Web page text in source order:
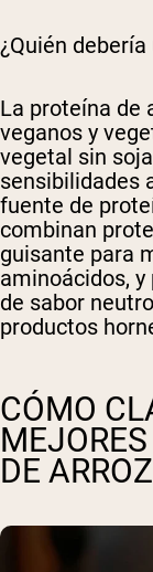
¿Quién
La proteína de
veganos y
vegetal sin
sensibilidades
fuente de
combinan
guisante para
aminoácidos,
de sabor
productos
CÓMO
DE